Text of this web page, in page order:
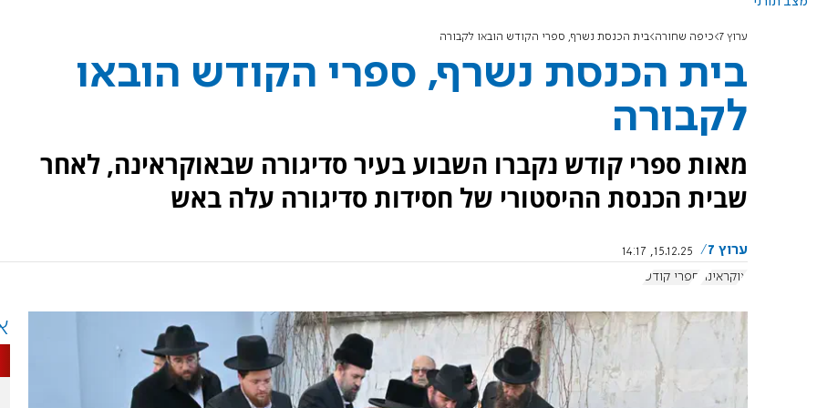
ערוץ 7 כיפה שחורה בית הכנסת נשרף, ספרי הקודש הובאו לקבורה
בית הכנסת נשרף, ספרי הקודש הובאו
לקבורה
מאות ספרי קודש נקברו השבוע בעיר סדיגורה שבאוקראינה, לאחר
שבית הכנסת ההיסטורי של חסידות סדיגורה עלה באש
ערוץ 7
15.12.25, 14:17
אוקראינה
ספרי קודש